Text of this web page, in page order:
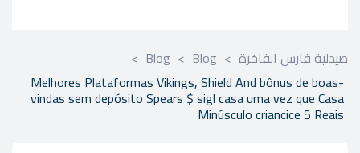
صيدلية فارس الفاخرة >
Blog
>
Blog
>
Melhores Plataformas Vikings, Shield And bônus de boas-
vindas sem depósito Spears $ sigl casa uma vez que Casa
Minúsculo criancice 5 Reais